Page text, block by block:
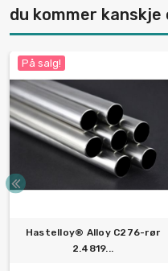
du kommer kanskje
På salg!
Hastelloy® Alloy C276-rør
2.4819...